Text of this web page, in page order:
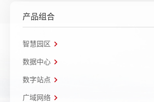
产品组合
智慧园区
数据中心
数字站点
广域网络